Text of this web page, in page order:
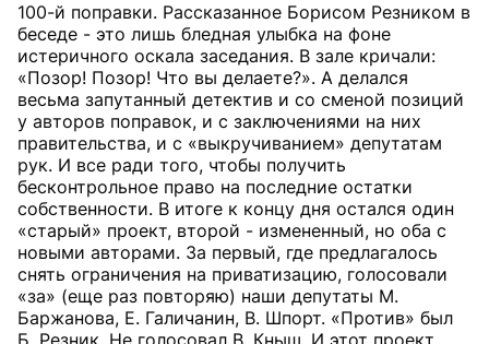
100-й поправки. Рассказанное Борисом Резником в
беседе - это лишь бледная улыбка на фоне
истеричного оскала заседания. В зале кричали:
«Позор! Позор! Что вы делаете?». А делался
весьма запутанный детектив и со сменой позиций
у авторов поправок, и с заключениями на них
правительства, и с «выкручиванием» депутатам
рук. И все ради того, чтобы получить
бесконтрольное право на последние остатки
собственности. В итоге к концу дня остался один
«старый» проект, второй - измененный, но оба с
новыми авторами. За первый, где предлагалось
снять ограничения на приватизацию, голосовали
«за» (еще раз повторяю) наши депутаты М.
Баржанова, Е. Галичанин, В. Шпорт. «Против» был
Б. Резник. Не голосовал В. Кныш. И этот проект